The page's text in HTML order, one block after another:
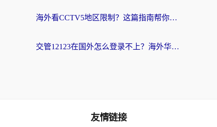
海外看CCTV5地区限制？这篇指南帮你流畅看欧洲杯、NBA还听中文解说
交管12123在国外怎么登录不上？海外华人必看的回国加速器选择指南
友情链接